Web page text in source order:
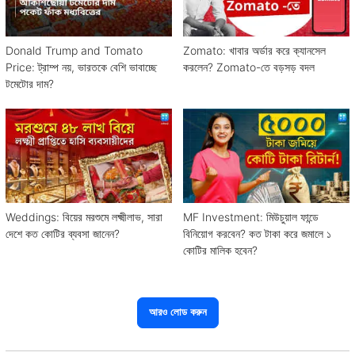
Donald Trump and Tomato
Price: ট্রাম্প নয়, ভারতকে বেশি ভাবাচ্ছে
টমেটোর দাম?
Zomato: খাবার অর্ডার করে ক্যানসেল
করলেন? Zomato-তে বড়সড় বদল
Weddings: বিয়ের মরশুমে লক্ষ্মীলাভ, সারা
দেশে কত কোটির ব্যবসা জানেন?
MF Investment: মিউচুয়াল ফান্ডে
বিনিয়োগ করবেন? কত টাকা করে জমালে ১
কোটির মালিক হবেন?
আরও লোড করুন